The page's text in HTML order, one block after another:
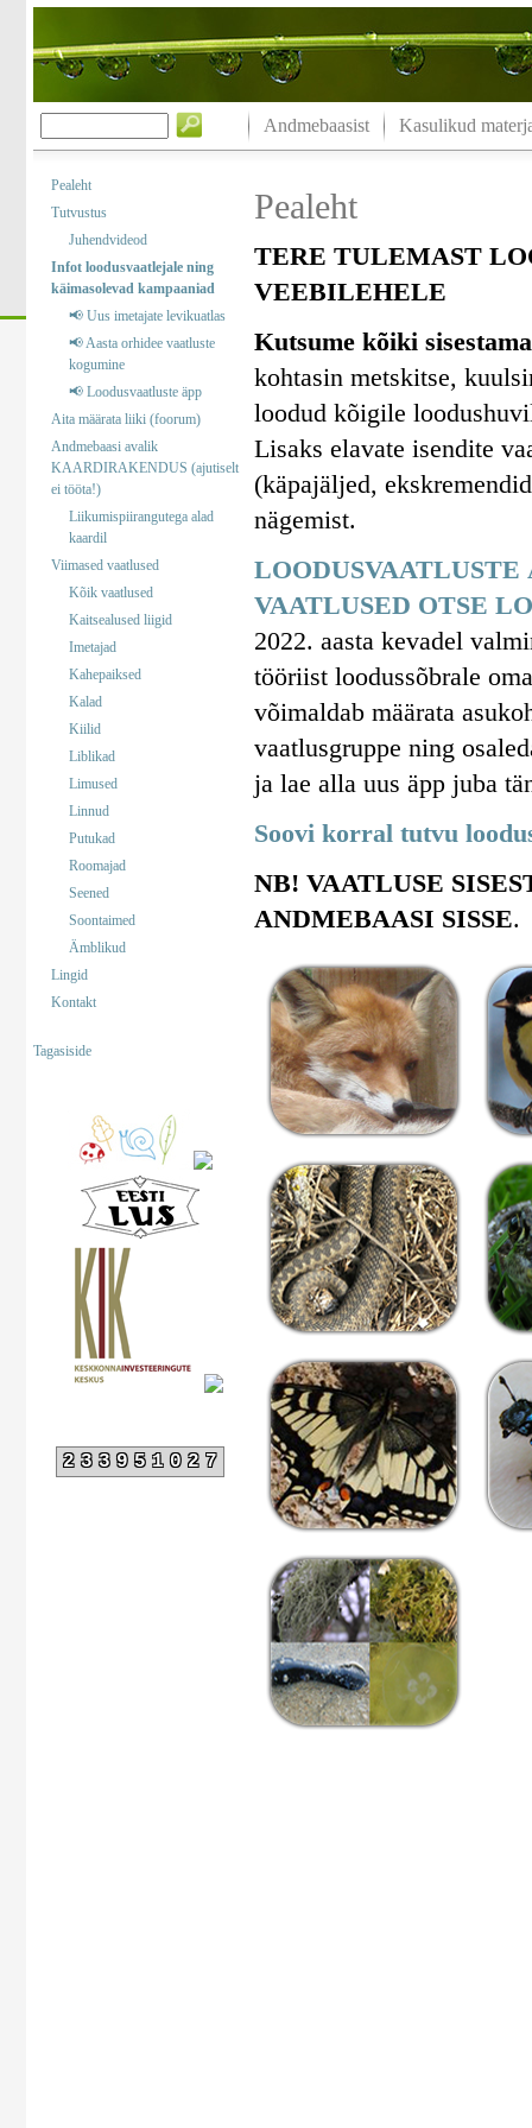
Andmebaasist Kasulikud
Pealeht
Tutvustus
Juhendvideod
Infot loodusvaatlejale ning
käimasolevad kampaaniad
📢 Uus imetajate levikuatlas
📢 Aasta orhidee vaatluste
kogumine
📢 Loodusvaatluste äpp
Aita määrata liiki (foorum)
Andmebaasi avalik
KAARDIRAKENDUS (ajutiselt
ei tööta!)
Liikumispiirangutega alad
kaardil
Viimased vaatlused
Kõik vaatlused
Kaitsealused liigid
Imetajad
Kahepaiksed
Kalad
Kiilid
Liblikad
Limused
Linnud
Putukad
Roomajad
Seened
Soontaimed
Ämblikud
Lingid
Kontakt
Tagasiside
233951027
Pealeht
TERE TULEMAST
VEEBILEHELE
Kutsume kõiki
kohtasin metskitse,
loodud kõigile
Lisaks elavate isendite
(käpajäljed,
nägemist.
VAATLUSED OTSE
2022. aasta kevadel
tööriist loodussõbrale
võimaldab määrata
vaatlusgruppe ning
ja lae alla uus äpp juba
Soovi korral tutvu
NB! VAATLUSE
ANDMEBAASI SISSE.